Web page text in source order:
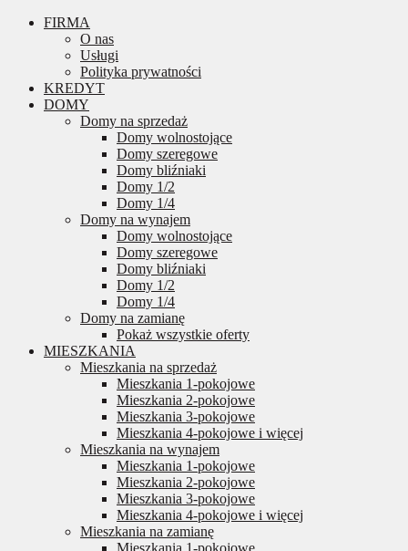
FIRMA
O nas
Usługi
Polityka prywatności
KREDYT
DOMY
Domy na sprzedaż
Domy wolnostojące
Domy szeregowe
Domy bliźniaki
Domy 1/2
Domy 1/4
Domy na wynajem
Domy wolnostojące
Domy szeregowe
Domy bliźniaki
Domy 1/2
Domy 1/4
Domy na zamianę
Pokaż wszystkie oferty
MIESZKANIA
Mieszkania na sprzedaż
Mieszkania 1-pokojowe
Mieszkania 2-pokojowe
Mieszkania 3-pokojowe
Mieszkania 4-pokojowe i więcej
Mieszkania na wynajem
Mieszkania 1-pokojowe
Mieszkania 2-pokojowe
Mieszkania 3-pokojowe
Mieszkania 4-pokojowe i więcej
Mieszkania na zamianę
Mieszkania 1-pokojowe